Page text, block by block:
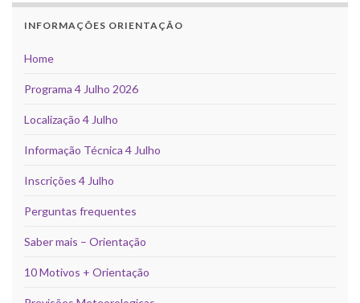
INFORMAÇÕES ORIENTAÇÃO
Home
Programa 4 Julho 2026
Localização 4 Julho
Informação Técnica 4 Julho
Inscrições 4 Julho
Perguntas frequentes
Saber mais – Orientação
10 Motivos + Orientação